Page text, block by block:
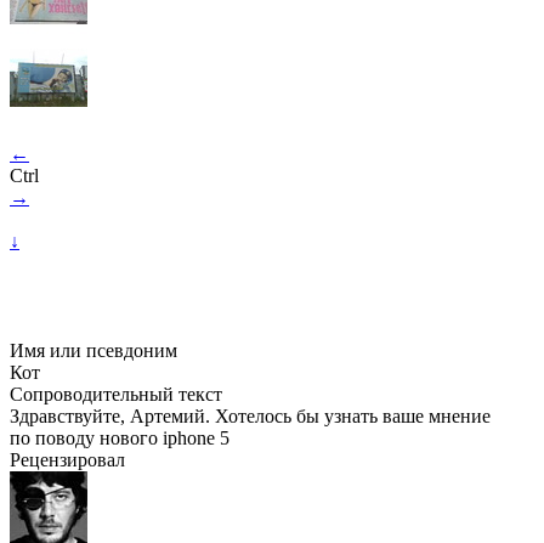
←
Ctrl
→
↓
Имя или псевдоним
Кот
Сопроводительный текст
Здравствуйте, Артемий. Хотелось бы узнать ваше мнение
по поводу нового iphone 5
Рецензировал